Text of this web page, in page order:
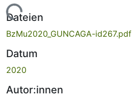
Lade...
Dateien
BzMu2020_GUNCAGA-id267.pdf
Datum
2020
Autor:innen